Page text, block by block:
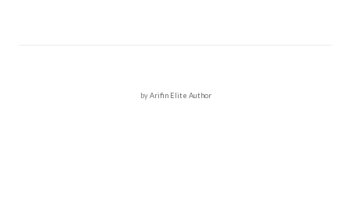
byArifin Elite Author